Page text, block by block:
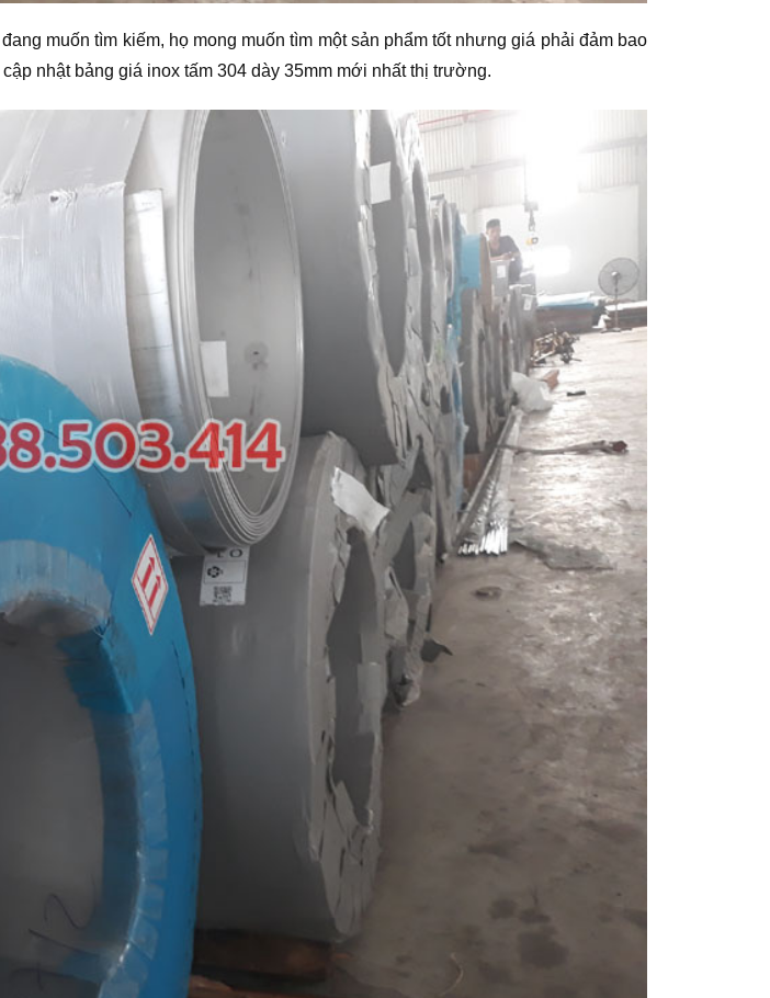
muốn tìm kiếm, họ mong muốn tìm một sản phẩm tốt nhưng giá phải đảm bao
nhật bảng giá inox tấm 304 dày 35mm mới nhất thị trường.